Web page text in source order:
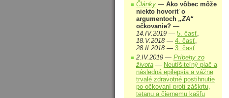
Články — Ako vôbec môže
niekto hovoriť o
argumentoch „ZA“
očkovanie? —
14.IV.2019 — 5. časť,
18.V.2018 — 4. časť,
28.II.2018 — 3. časť
2.IV.2019 — Príbehy zo
života — Neutíšiteľný plač a
následná epilepsia a vážne
trvalé zdravotné postihnutie
po očkovaní proti záškrtu,
tetanu a čiernemu kašľu